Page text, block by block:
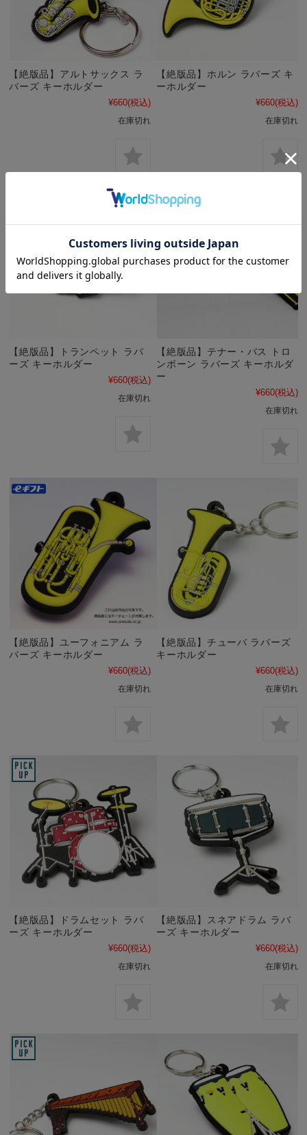
【絶版品】アルトサックス ラ
バーズ キーホルダー
¥660(税込)
在庫切れ
【絶版品】ホルン ラバーズ キ
ーホルダー
¥660(税込)
在庫切れ
【絶版品】トランペット ラバ
ーズ キーホルダー
¥660(税込)
在庫切れ
【絶版品】テナー・バス トロ
ンボーン ラバーズ キーホルダ
ー
¥660(税込)
在庫切れ
【絶版品】ユーフォニアム ラ
バーズ キーホルダー
¥660(税込)
在庫切れ
【絶版品】チューバ ラバーズ
キーホルダー
¥660(税込)
在庫切れ
【絶版品】ドラムセット ラバ
ーズ キーホルダー
¥660(税込)
在庫切れ
【絶版品】スネアドラム ラバ
ーズ キーホルダー
¥660(税込)
在庫切れ